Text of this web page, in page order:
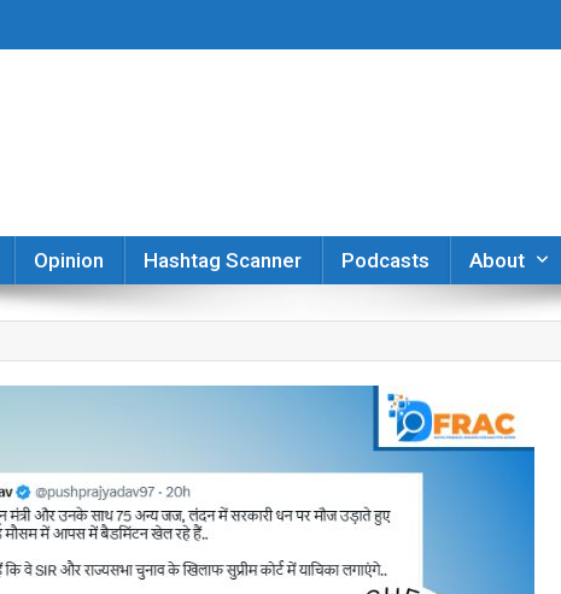
Opinion Hashtag Scanner Podcasts About